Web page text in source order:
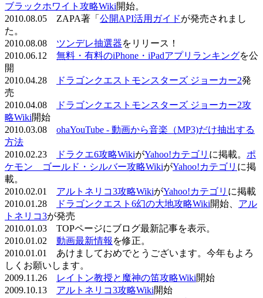
ブラックホワイト攻略Wiki開始。
2010.08.05 ZAPA著「 公開API活用ガイドが発売されまし
た。
2010.08.08 ツンデレ抽選器をリリース！
2010.06.12 無料・有料のiPhone・iPadアプリランキングを公
開
2010.04.28
ドラゴンクエストモンスターズ ジョーカー2発
売
2010.04.08
ドラゴンクエストモンスターズ ジョーカー2攻
略Wiki開始
2010.03.08 ohaYouTube - 動画から音楽（MP3)だけ抽出する
方法
2010.02.23
ドラクエ6攻略WikiがYahoo!カテゴリ に掲載。 ポ
ケモン ゴールド・シルバー攻略WikiがYahoo!カテゴリ に掲
載。
2010.02.01 アルトネリコ3攻略WikiがYahoo!カテゴリ に掲載
2010.01.28
ドラゴンクエスト6幻の大地攻略Wiki開始、 アル
トネリコ3が発売
2010.01.03 TOPページにブログ最新記事を表示。
2010.01.02 動画最新情報 を修正。
2010.01.01 あけましておめでとうございます。今年もよろ
しくお願いします。
2009.11.26
レイトン教授と魔神の笛攻略Wiki開始
2009.10.13 アルトネリコ3攻略Wiki開始